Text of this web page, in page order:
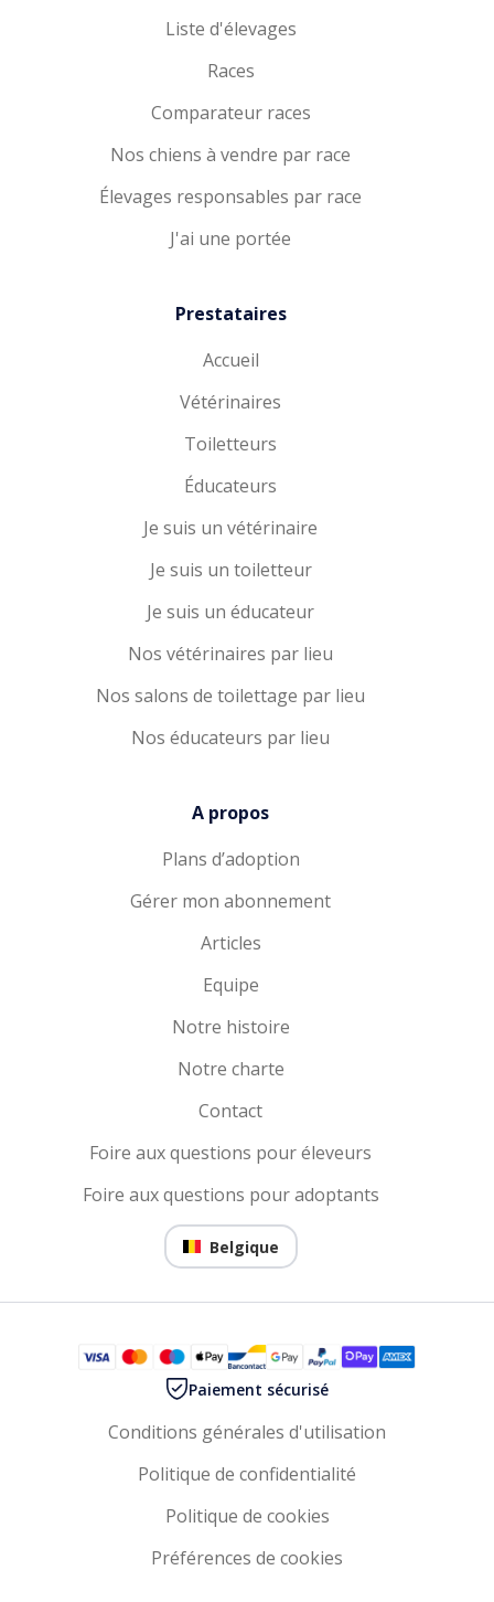
Liste d'élevages
Races
Comparateur races
Nos chiens à vendre par race
Élevages responsables par race
J'ai une portée
Prestataires
Accueil
Vétérinaires
Toiletteurs
Éducateurs
Je suis un vétérinaire
Je suis un toiletteur
Je suis un éducateur
Nos vétérinaires par lieu
Nos salons de toilettage par lieu
Nos éducateurs par lieu
A propos
Plans d’adoption
Gérer mon abonnement
Articles
Equipe
Notre histoire
Notre charte
Contact
Foire aux questions pour éleveurs
Foire aux questions pour adoptants
Belgique
Paiement sécurisé
Conditions générales d'utilisation
Politique de confidentialité
Politique de cookies
Préférences de cookies